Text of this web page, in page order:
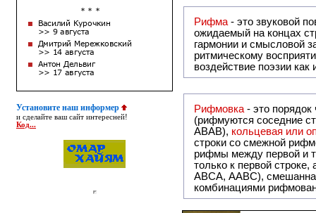
Установите наш информер
и сделайте ваш сайт интересней!
Код...
Рифма - это звуковой повтор, традиционно используемый в поэзии и, как
ожидаемый на концах
гармонии и смысловой
ритмическому
воздействие поэзии
Рифмовка - это
(рифмуются соседние
ABAB), кольцевая или
строки со смежной
рифмы между первой и
только к первой
ABCA, AABC), смешанная или вольная рифмовка (рифмовка в сложных строфах с различными
комбинациями